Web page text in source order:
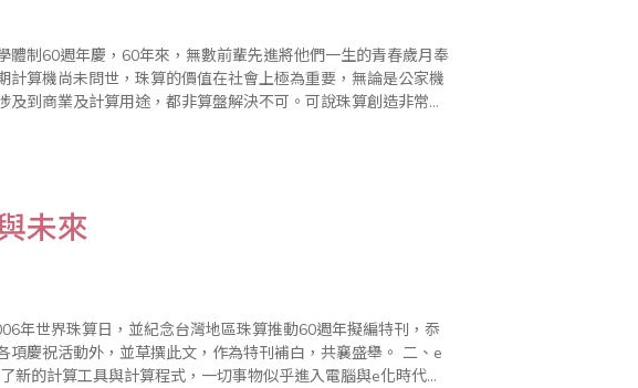
體制60週年慶，60年來，無數前輩先進將他們一生的青春歲月奉
計算機尚未問世，珠算的價值在社會上極為重要，無論是公家機
到商業及計算用途，都非算盤解決不可。可說珠算創造非常高
未來
祝活動外，並草撰此文，作為特刊補白，共襄盛舉。 二、e